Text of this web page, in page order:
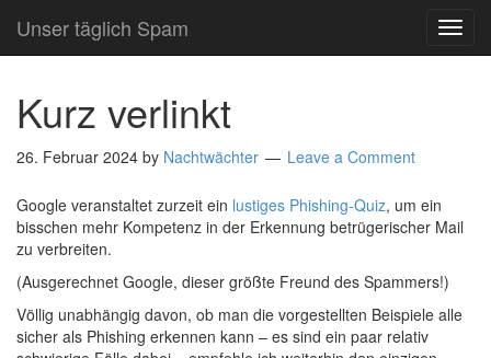
Unser täglich Spam
Kurz verlinkt
26. Februar 2024 by Nachtwächter Leave a Comment
Google veranstaltet zurzeit ein lustiges Phishing-Quiz, um ein
bisschen mehr Kompetenz in der Erkennung betrügerischer Mail
zu verbreiten.
(Ausgerechnet Google, dieser größte Freund des Spammers!)
Völlig unabhängig davon, ob man die vorgestellten Beispiele alle
sicher als Phishing erkennen kann – es sind ein paar relativ